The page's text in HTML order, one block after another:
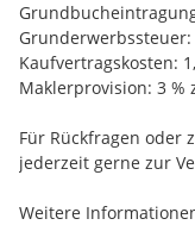
Grunderwerbssteuer:
Kaufvertragskosten:
Maklerprovision: 3 %
Für Rückfragen oder
jederzeit gerne zur
Weitere